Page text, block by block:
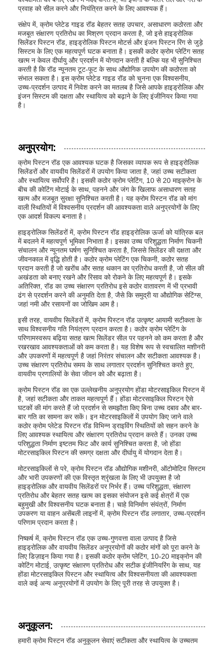
प्रवाह को सील करने और नियंत्रित करने के लिए आवश्यक हैं।
संक्षेप में, क्रोम प्लेटेड गाइड रॉड बेहतर सतह उपचार, असाधारण कठोरता और
मजबूत संक्षारण प्रतिरोध का मिश्रण प्रदान करता है, जो इसे हाइड्रोलिक
सिलेंडर पिस्टन रॉड, हाइड्रोलिक पिस्टन मोटर्स और इंजन पिस्टन रिंग से जुड़े
सिस्टम के लिए एक महत्वपूर्ण घटक बनाता है। इसकी कठोर क्रोम प्लेटिंग सतह
खत्म न केवल दीर्घायु और प्रदर्शन में योगदान करती है बल्कि यह भी सुनिश्चित
करती है कि रॉड न्यूनतम टूट-फूट के साथ औद्योगिक उपयोग की कठोरता को
संभाल सकता है। इस क्रोम प्लेटेड गाइड रॉड को चुनना एक विश्वसनीय,
उच्च-प्रदर्शन उत्पाद में निवेश करने का मतलब है जिसे आपके हाइड्रोलिक और
इंजन सिस्टम की दक्षता और स्थायित्व को बढ़ाने के लिए इंजीनियर किया गया
है।
अनुप्रयोग:
क्रोम पिस्टन रॉड एक आवश्यक घटक है जिसका व्यापक रूप से हाइड्रोलिक
सिलेंडरों और वायवीय सिलेंडरों में उपयोग किया जाता है, जहां उच्च सटीकता
और स्थायित्व सर्वोपरि है। इसकी कठोर क्रोम प्लेटिंग, 10 से 20 माइक्रोन के
बीच की कोटिंग मोटाई के साथ, पहनने और जंग के खिलाफ असाधारण सतह
खत्म और मजबूत सुरक्षा सुनिश्चित करती है। यह क्रोम पिस्टन रॉड को मांग
वाली स्थितियों में विश्वसनीय प्रदर्शन की आवश्यकता वाले अनुप्रयोगों के लिए
एक आदर्श विकल्प बनाता है।
हाइड्रोलिक सिलेंडरों में, क्रोम पिस्टन रॉड हाइड्रोलिक ऊर्जा को यांत्रिक बल
में बदलने में महत्वपूर्ण भूमिका निभाता है। इसका उच्च परिशुद्धता निर्माण चिकनी
संचालन और न्यूनतम घर्षण सुनिश्चित करता है, जिससे सिलेंडर की दक्षता और
जीवनकाल में वृद्धि होती है। कठोर क्रोम प्लेटिंग एक चिकनी, कठोर सतह
प्रदान करती है जो खरोंच और सतह थकान का प्रतिरोध करती है, जो सील की
अखंडता को बनाए रखने और रिसाव को रोकने के लिए महत्वपूर्ण है। इसके
अतिरिक्त, रॉड का उच्च संक्षारण प्रतिरोध इसे कठोर वातावरण में भी प्रभावी
ढंग से प्रदर्शन करने की अनुमति देता है, जैसे कि समुद्री या औद्योगिक सेटिंग्स,
जहां नमी और रसायनों का जोखिम आम है।
इसी तरह, वायवीय सिलेंडरों में, क्रोम पिस्टन रॉड उत्कृष्ट आयामी सटीकता के
साथ विश्वसनीय गति नियंत्रण प्रदान करता है। कठोर क्रोम प्लेटिंग के
परिणामस्वरूप बढ़िया सतह खत्म सिलेंडर सील पर पहनने को कम करता है और
रखरखाव आवश्यकताओं को कम करता है। यह विशेष रूप से स्वचालित मशीनरी
और उपकरणों में महत्वपूर्ण है जहां निरंतर संचालन और सटीकता आवश्यक है।
उच्च संक्षारण प्रतिरोध समय के साथ लगातार प्रदर्शन सुनिश्चित करते हुए,
वायवीय प्रणालियों के सेवा जीवन को और बढ़ाता है।
क्रोम पिस्टन रॉड का एक उल्लेखनीय अनुप्रयोग होंडा मोटरसाइकिल पिस्टन में
है, जहां सटीकता और ताकत महत्वपूर्ण हैं। होंडा मोटरसाइकिल पिस्टन ऐसे
घटकों की मांग करते हैं जो प्रदर्शन से समझौता किए बिना उच्च दबाव और बार-
बार गति का सामना कर सकें। इन मोटरसाइकिलों में उपयोग किए जाने वाले
कठोर क्रोम प्लेटेड पिस्टन रॉड विभिन्न ड्राइविंग स्थितियों को सहन करने के
लिए आवश्यक स्थायित्व और संक्षारण प्रतिरोध प्रदान करते हैं। उनका उच्च
परिशुद्धता निर्माण इष्टतम फिट और कार्य सुनिश्चित करता है, जो होंडा
मोटरसाइकिल पिस्टन की समग्र दक्षता और दीर्घायु में योगदान देता है।
मोटरसाइकिलों से परे, क्रोम पिस्टन रॉड औद्योगिक मशीनरी, ऑटोमोटिव सिस्टम
और भारी उपकरणों की एक विस्तृत श्रृंखला के लिए भी उपयुक्त है जो
हाइड्रोलिक और वायवीय सिलेंडरों पर निर्भर हैं। उच्च परिशुद्धता, संक्षारण
प्रतिरोध और बेहतर सतह खत्म का इसका संयोजन इसे कई क्षेत्रों में एक
बहुमुखी और विश्वसनीय घटक बनाता है। चाहे विनिर्माण संयंत्रों, निर्माण
उपकरण या वाहन असेंबली लाइनों में, क्रोम पिस्टन रॉड लगातार, उच्च-प्रदर्शन
परिणाम प्रदान करता है।
निष्कर्ष में, क्रोम पिस्टन रॉड एक उच्च-गुणवत्ता वाला उत्पाद है जिसे
हाइड्रोलिक और वायवीय सिलेंडर अनुप्रयोगों की कठोर मांगों को पूरा करने के
लिए डिज़ाइन किया गया है। इसकी कठोर क्रोम प्लेटिंग, 10-20 माइक्रोन की
कोटिंग मोटाई, उत्कृष्ट संक्षारण प्रतिरोध और सटीक इंजीनियरिंग के साथ, यह
होंडा मोटरसाइकिल पिस्टन और स्थायित्व और विश्वसनीयता की आवश्यकता
वाले कई अन्य अनुप्रयोगों में उपयोग के लिए पूरी तरह से उपयुक्त है।
अनुकूलन:
हमारी क्रोम पिस्टन रॉड अनुकूलन सेवाएं सटीकता और स्थायित्व के उच्चतम